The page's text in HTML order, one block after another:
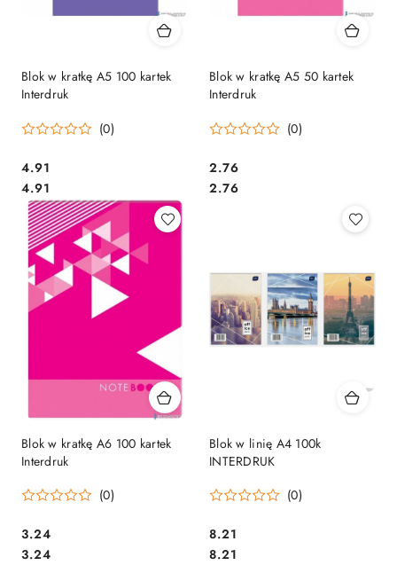
Blok w kratkę A5 100 kartek
Interdruk
(0)
Cena:
4.91
Cena:
4.91
Blok w kratkę A5 50 kartek
Interdruk
(0)
Cena:
2.76
Cena:
2.76
Blok w kratkę A6 100 kartek
Interdruk
(0)
Cena:
3.24
Cena:
3.24
Blok w linię A4 100k
INTERDRUK
(0)
Cena:
8.21
Cena:
8.21